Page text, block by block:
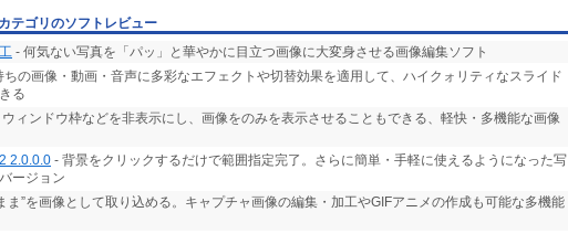
テゴリのソフトレビュー
- 何気ない写真を「パッ」と華やかに目立つ画像に大変身させる画像編集ソフト
ちの画像・動画・音声に多彩なエフェクトや切替効果を適用して、ハイクォリティなスライド
る
ウィンドウ枠などを非表示にし、画像をのみを表示させることもできる、軽快・多機能な画像
2.0.0.0 - 背景をクリックするだけで範囲指定完了。さらに簡単・手軽に使えるようになった写
ージョン
ま”を画像として取り込める。キャプチャ画像の編集・加工やGIFアニメの作成も可能な多機能